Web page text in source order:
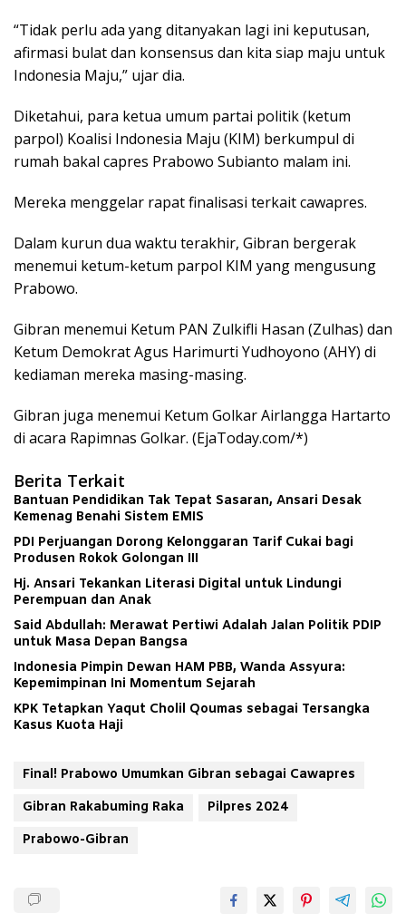
“Tidak perlu ada yang ditanyakan lagi ini keputusan,
afirmasi bulat dan konsensus dan kita siap maju untuk
Indonesia Maju,” ujar dia.
Diketahui, para ketua umum partai politik (ketum
parpol) Koalisi Indonesia Maju (KIM) berkumpul di
rumah bakal capres Prabowo Subianto malam ini.
Mereka menggelar rapat finalisasi terkait cawapres.
Dalam kurun dua waktu terakhir, Gibran bergerak
menemui ketum-ketum parpol KIM yang mengusung
Prabowo.
Gibran menemui Ketum PAN Zulkifli Hasan (Zulhas) dan
Ketum Demokrat Agus Harimurti Yudhoyono (AHY) di
kediaman mereka masing-masing.
Gibran juga menemui Ketum Golkar Airlangga Hartarto
di acara Rapimnas Golkar. (EjaToday.com/*)
Berita Terkait
Bantuan Pendidikan Tak Tepat Sasaran, Ansari Desak
Kemenag Benahi Sistem EMIS
PDI Perjuangan Dorong Kelonggaran Tarif Cukai bagi
Produsen Rokok Golongan III
Hj. Ansari Tekankan Literasi Digital untuk Lindungi
Perempuan dan Anak
Said Abdullah: Merawat Pertiwi Adalah Jalan Politik PDIP
untuk Masa Depan Bangsa
Indonesia Pimpin Dewan HAM PBB, Wanda Assyura:
Kepemimpinan Ini Momentum Sejarah
KPK Tetapkan Yaqut Cholil Qoumas sebagai Tersangka
Kasus Kuota Haji
Final! Prabowo Umumkan Gibran sebagai Cawapres
Gibran Rakabuming Raka
Pilpres 2024
Prabowo-Gibran